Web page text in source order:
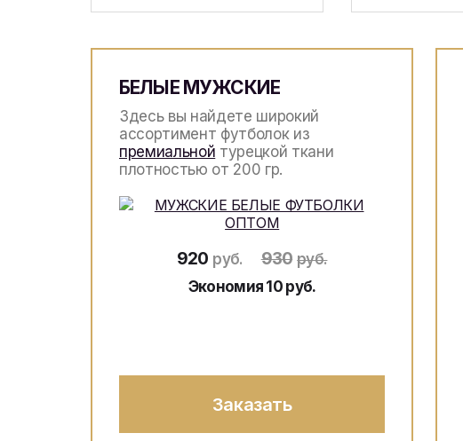
БЕЛЫЕ МУЖСКИЕ
Здесь вы найдете широкий
ассортимент футболок из
премиальной турецкой ткани
плотностью от 200 гр.
920 руб. 930 руб.
Экономия 10 руб.
Заказать